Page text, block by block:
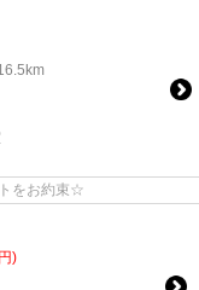
をお約束☆
)